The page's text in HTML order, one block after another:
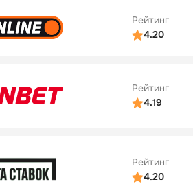
4/5
Рейтинг
4.20
5/5Рейтинг
4.19
4/5Рейтинг
4.20